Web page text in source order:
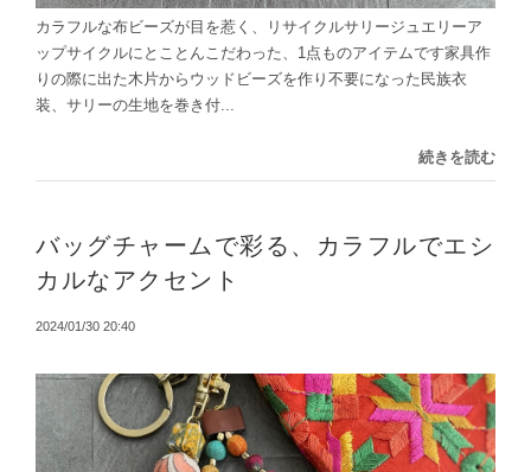
カラフルな布ビーズが目を惹く、リサイクルサリージュエリーア
ップサイクルにとことんこだわった、1点ものアイテムです家具作
りの際に出た木片からウッドビーズを作り不要になった民族衣
装、サリーの生地を巻き付...
続きを読む
バッグチャームで彩る、カラフルでエシ
カルなアクセント
2024/01/30 20:40